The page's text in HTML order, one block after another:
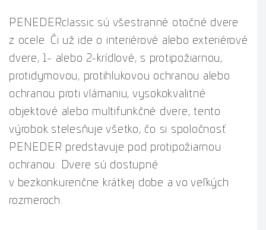
PENEDERclassic sú všestranné otočné dvere
z ocele. Či už ide o interiérové alebo exteriérové
dvere, 1- alebo 2-krídlové, s protipožiarnou,
protidymovou, protihlukovou ochranou alebo
ochranou proti vlámaniu, vysokokvalitné
objektové alebo multifunkčné dvere, tento
výrobok stelesňuje všetko, čo si spoločnosť
PENEDER predstavuje pod protipožiarnou
ochranou. Dvere sú dostupné
v bezkonkurenčne krátkej dobe a vo veľkých
rozmeroch.